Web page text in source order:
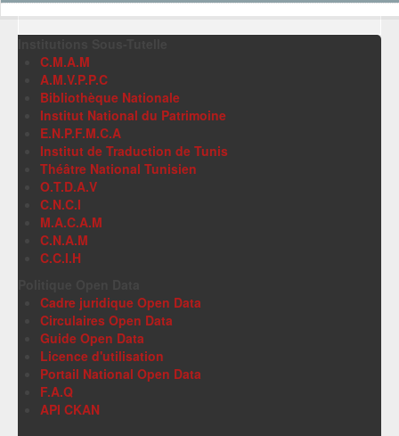
C.M.A.M
A.M.V.P.P.C
Bibliothèque Nationale
Institut National du Patrimoine
E.N.P.F.M.C.A
Institut de Traduction de Tunis
Théâtre National Tunisien
O.T.D.A.V
C.N.C.I
M.A.C.A.M
C.N.A.M
C.C.I.H
Cadre juridique Open Data
Circulaires Open Data
Guide Open Data
Licence d'utilisation
Portail National Open Data
F.A.Q
API CKAN